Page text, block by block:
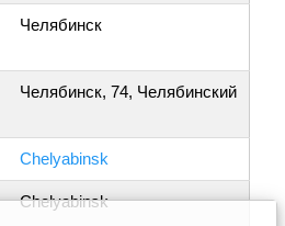
Челябинск
Челябинск, 74, Челябинский
Chelyabinsk
Chelyabinsk